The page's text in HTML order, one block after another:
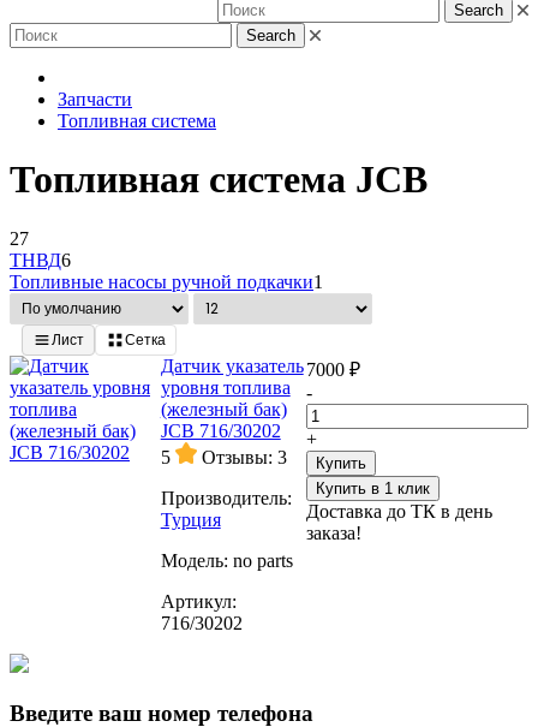
Search
Search
Запчасти
Топливная система
Топливная система JCB
27
ТНВД6
Топливные насосы ручной подкачки1
Лист
Сетка
Датчик указатель
уровня топлива
(железный бак)
JCB 716/30202
5
Отзывы: 3
Производитель:
Турция
Модель: no parts
Артикул:
716/30202
7000 ₽
-
+
Купить
Купить в 1 клик
Доставка до ТК в день
заказа!
Введите ваш номер телефона